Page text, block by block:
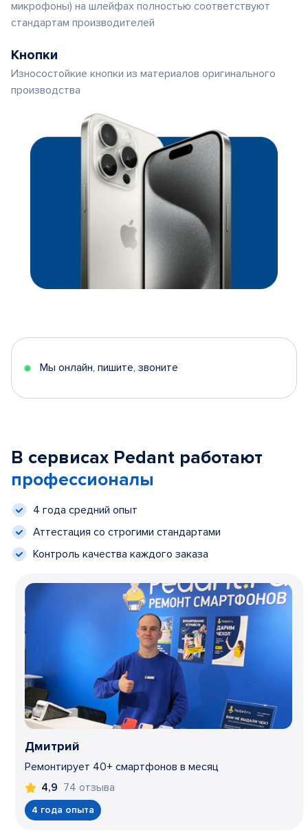
микрофоны) на шлейфах полностью соответствуют
стандартам производителей
Кнопки
Износостойкие кнопки из материалов оригинального
производства
Мы онлайн, пишите, звоните
В сервисах Pedant работают
профессионалы
4 года средний опыт
Аттестация со строгими стандартами
Контроль качества каждого заказа
Дмитрий
Ремонтирует 40+ смартфонов в месяц
4,9 74 отзыва
4 года опыта